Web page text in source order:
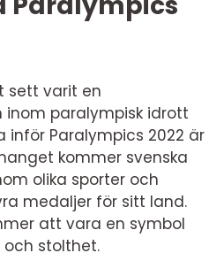
sett varit en
paralympisk idrott
Paralympics 2022 är
kommer svenska
olika sporter och
medaljer för sitt land.
att vara en symbol
stolthet.